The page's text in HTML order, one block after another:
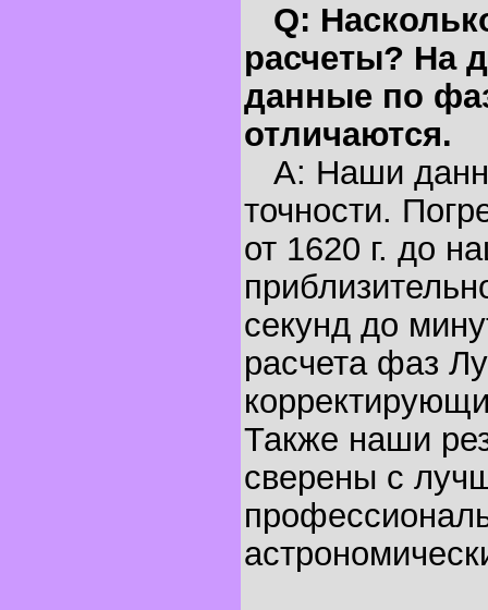
Q:
расчеты? На
данные по
отличаются.
A: Наши
точности.
от 1620 г. до
секунд до
расчета фаз
Также наши
сверены с